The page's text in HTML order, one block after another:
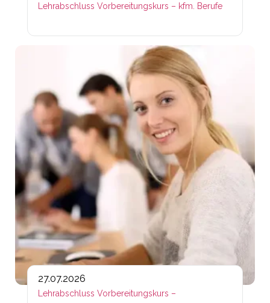
Lehrabschluss Vorbereitungskurs – kfm. Berufe
27.07.2026
Lehrabschluss Vorbereitungskurs –